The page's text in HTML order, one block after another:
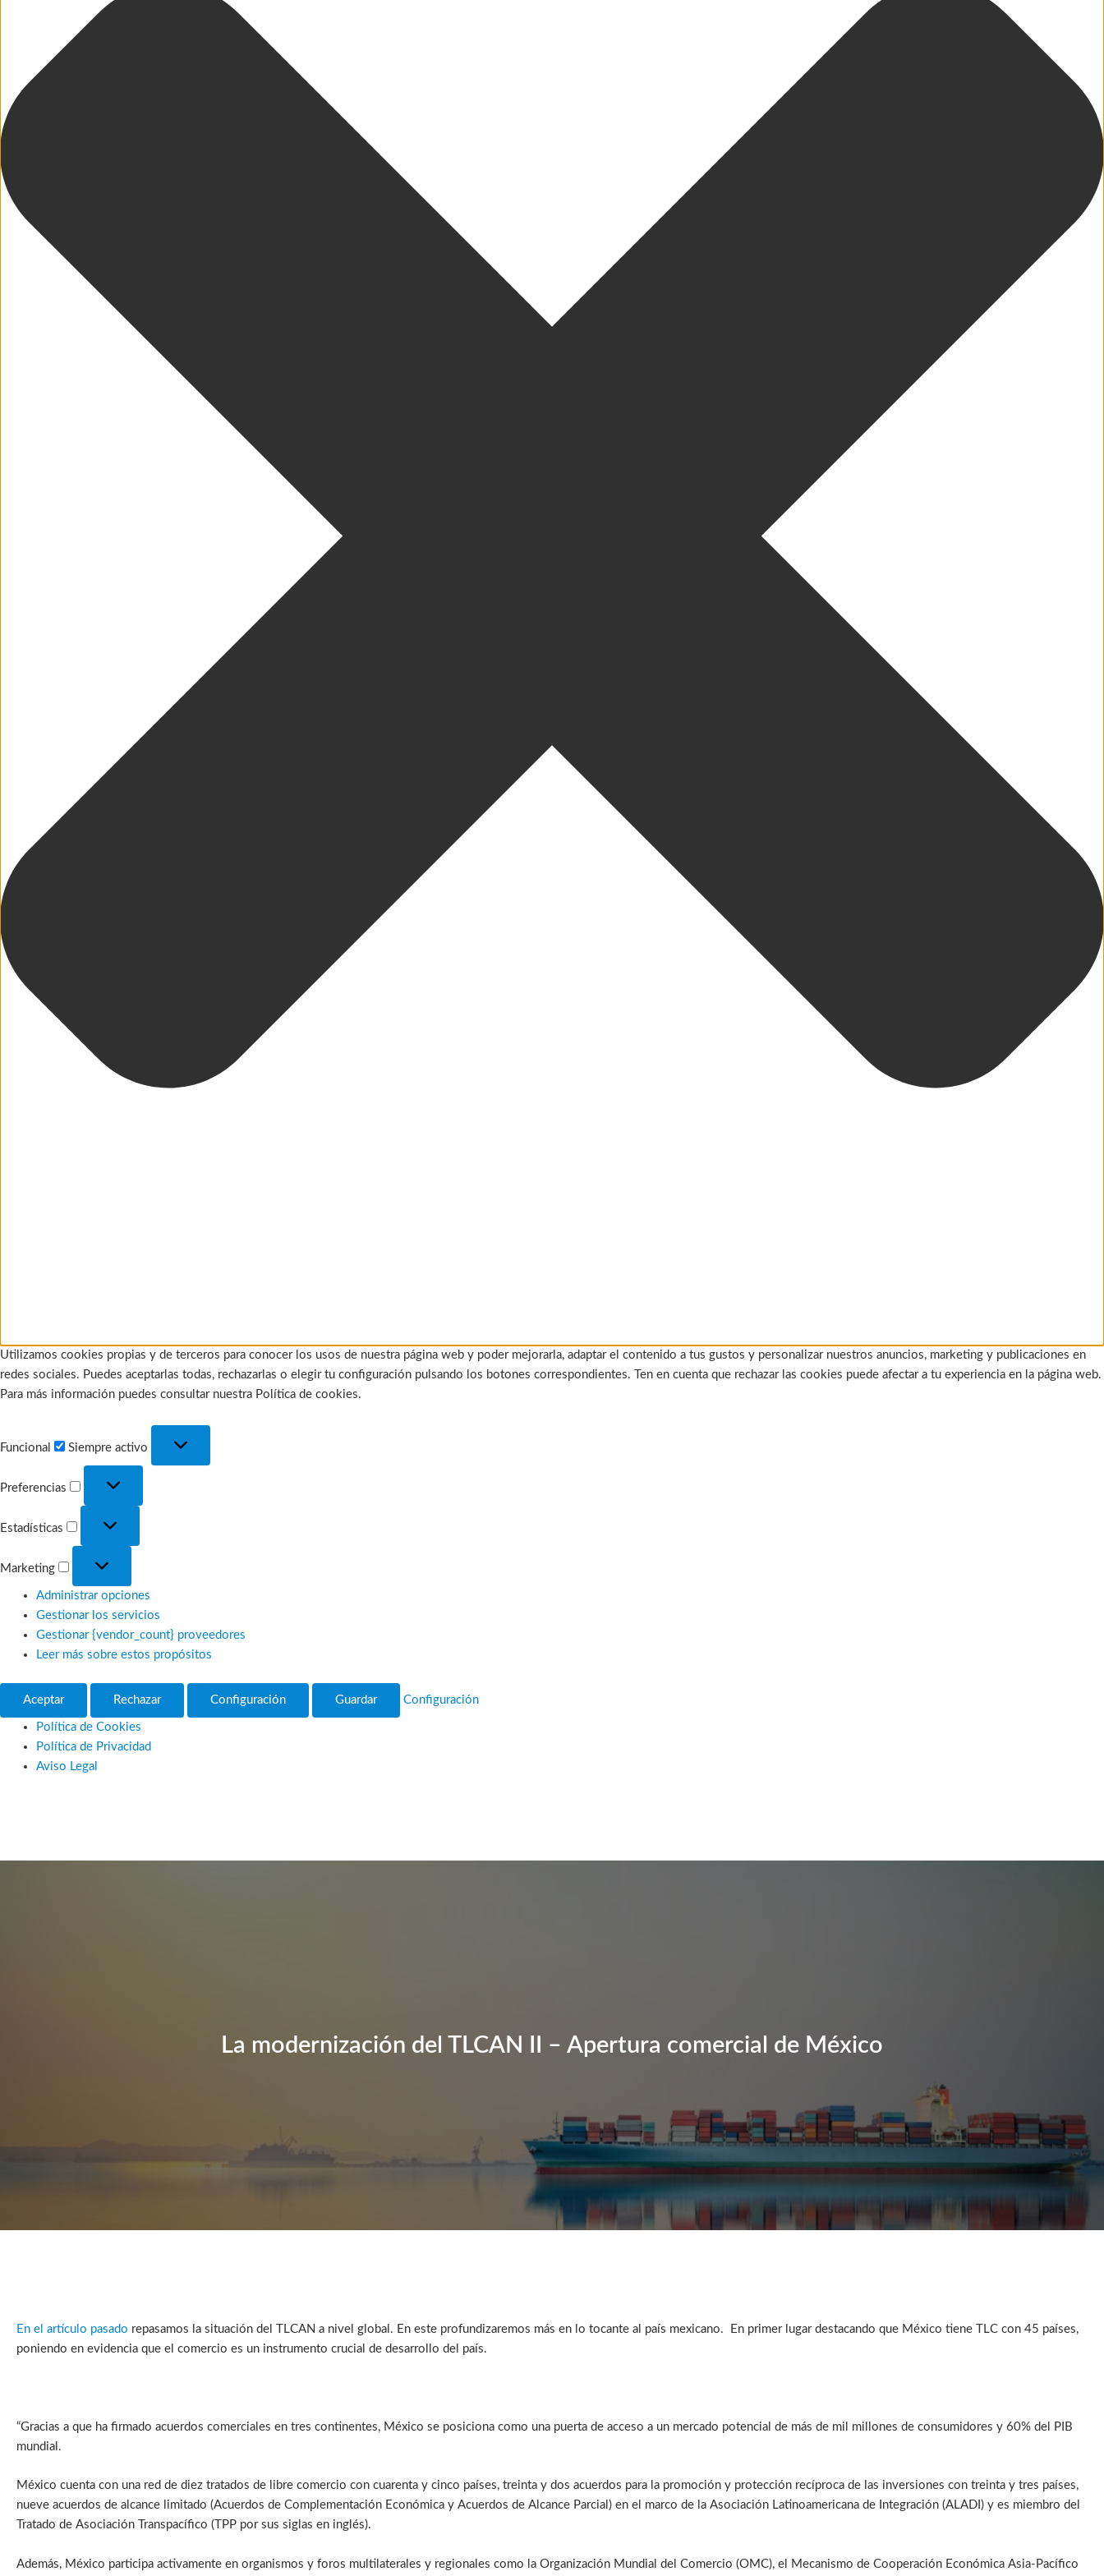
Utilizamos cookies propias y de terceros para conocer los usos de nuestra página web y poder mejorarla, adaptar el contenido a tus gustos y personalizar nuestros anuncios, marketing y publicaciones en
redes sociales. Puedes aceptarlas todas, rechazarlas o elegir tu configuración pulsando los botones correspondientes. Ten en cuenta que rechazar las cookies puede afectar a tu experiencia en la página web.
Para más información puedes consultar nuestra Política de cookies.
Funcional Siempre activo
Preferencias
Estadísticas
Marketing
Administrar opciones
Gestionar los servicios
Gestionar {vendor_count} proveedores
Leer más sobre estos propósitos
Aceptar Rechazar Configuración Guardar Configuración
Política de Cookies
Política de Privacidad
Aviso Legal
La modernización del TLCAN II – Apertura comercial de México
En el artículo pasado repasamos la situación del TLCAN a nivel global. En este profundizaremos más en lo tocante al país mexicano. En primer lugar destacando que México tiene TLC con 45 países,
poniendo en evidencia que el comercio es un instrumento crucial de desarrollo del país.
“Gracias a que ha firmado acuerdos comerciales en tres continentes, México se posiciona como una puerta de acceso a un mercado potencial de más de mil millones de consumidores y 60% del PIB
mundial.
México cuenta con una red de diez tratados de libre comercio con cuarenta y cinco países, treinta y dos acuerdos para la promoción y protección recíproca de las inversiones con treinta y tres países,
nueve acuerdos de alcance limitado (Acuerdos de Complementación Económica y Acuerdos de Alcance Parcial) en el marco de la Asociación Latinoamericana de Integración (ALADI) y es miembro del
Tratado de Asociación Transpacífico (TPP por sus siglas en inglés).
Además, México participa activamente en organismos y foros multilaterales y regionales como la Organización Mundial del Comercio (OMC), el Mecanismo de Cooperación Económica Asia-Pacífico